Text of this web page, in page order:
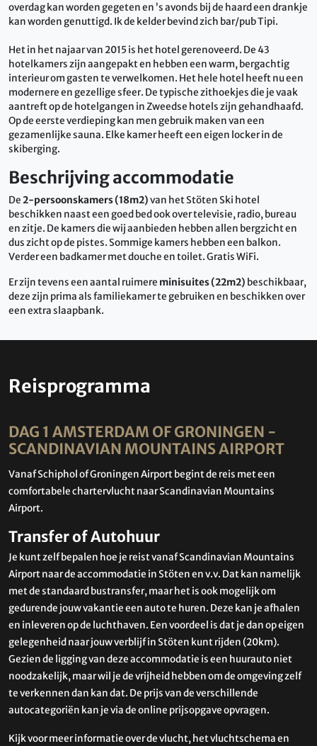
overdag kan worden gegeten en ’s avonds bij de haard een drankje
kan worden genuttigd. Ik de kelder bevind zich bar/pub Tipi.
Het in het najaar van 2015 is het hotel gerenoveerd. De 43
hotelkamers zijn aangepakt en hebben een warm, bergachtig
interieur om gasten te verwelkomen. Het hele hotel heeft nu een
modernere en gezellige sfeer. De typische zithoekjes die je vaak
aantreft op de hotelgangen in Zweedse hotels zijn gehandhaafd.
Op de eerste verdieping kan men gebruik maken van een
gezamenlijke sauna. Elke kamer heeft een eigen locker in de
skiberging.
Beschrijving accommodatie
De2-persoonskamers (18m2)van het Stöten Ski hotel
beschikken naast een goed bed ook over televisie, radio, bureau
en zitje. De kamers die wij aanbieden hebben allen bergzicht en
dus zicht op de pistes. Sommige kamers hebben een balkon.
Verder een badkamer met douche en toilet. Gratis WiFi.
Er zijn tevens een aantal ruimere minisuites (22m2) beschikbaar,
deze zijn prima als familiekamer te gebruiken en beschikken over
een extra slaapbank.
Reisprogramma
DAG 1 AMSTERDAM OF GRONINGEN -
SCANDINAVIAN MOUNTAINS AIRPORT
Vanaf Schiphol of Groningen Airport begint de reis met een
comfortabele chartervlucht naar Scandinavian Mountains
Airport.
Transfer of Autohuur
Je kunt zelf bepalen hoe je reist vanaf Scandinavian Mountains
Airport naar de accommodatie in Stöten en v.v. Dat kan namelijk
met de standaard bustransfer, maar het is ook mogelijk om
gedurende jouw vakantie een auto te huren. Deze kan je afhalen
en inleveren op de luchthaven. Een voordeel is dat je dan op eigen
gelegenheid naar jouw verblijf in Stöten kunt rijden (20km).
Gezien de ligging van deze accommodatie is een huurauto niet
noodzakelijk, maar wil je de vrijheid hebben om de omgeving zelf
te verkennen dan kan dat. De prijs van de verschillende
autocategoriën kan je via de online prijsopgave opvragen.
Kijk voor meer informatie over de vlucht, het vluchtschema en